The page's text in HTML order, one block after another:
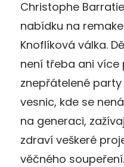
Christophe
nabídku na
Knoflíková válka.
není třeba ani více
znepřátelené
vesnic, kde se
na generaci,
zdraví veškeré
věčného soupeření.